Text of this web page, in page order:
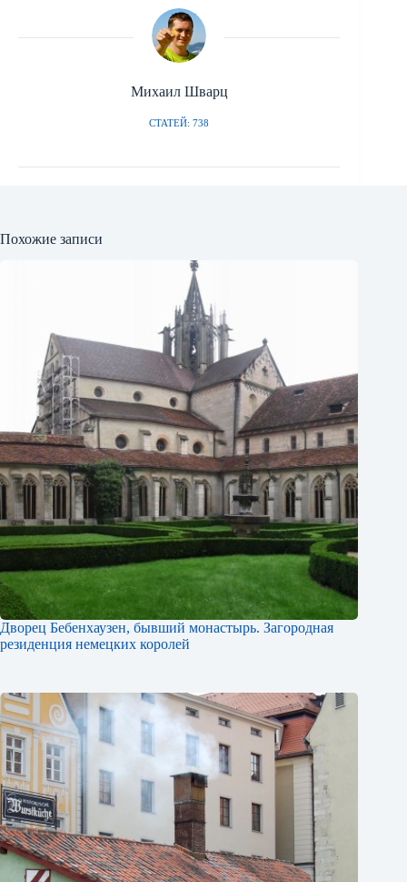
Михаил Шварц
СТАТЕЙ: 738
Похожие записи
Дворец Бебенхаузен, бывший монастырь. Загородная
резиденция немецких королей